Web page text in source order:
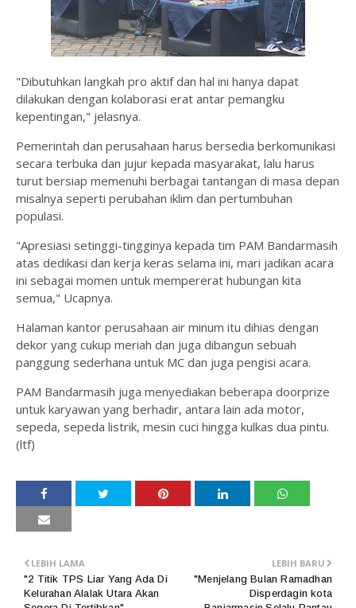
"Dibutuhkan langkah pro aktif dan hal ini hanya dapat
dilakukan dengan kolaborasi erat antar pemangku
kepentingan," jelasnya.
Pemerintah dan perusahaan harus bersedia berkomunikasi
secara terbuka dan jujur kepada masyarakat, lalu harus
turut bersiap memenuhi berbagai tantangan di masa depan
misalnya seperti perubahan iklim dan pertumbuhan
populasi.
"Apresiasi setinggi-tingginya kepada tim PAM Bandarmasih
atas dedikasi dan kerja keras selama ini, mari jadikan acara
ini sebagai momen untuk mempererat hubungan kita
semua," Ucapnya.
Halaman kantor perusahaan air minum itu dihias dengan
dekor yang cukup meriah dan juga dibangun sebuah
panggung sederhana untuk MC dan juga pengisi acara.
PAM Bandarmasih juga menyediakan beberapa doorprize
untuk karyawan yang berhadir, antara lain ada motor,
sepeda, sepeda listrik, mesin cuci hingga kulkas dua pintu.
(ltf)
LEBIH BARU
"Menjelang Bulan Ramadhan
Disperdagin kota
LEBIH LAMA
"2 Titik TPS Liar Yang Ada Di
Kelurahan Alalak Utara Akan